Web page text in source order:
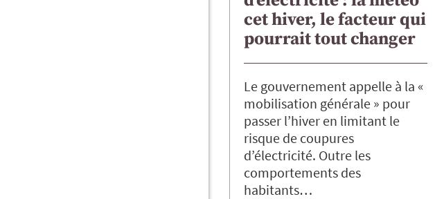
cet hiver, le facteur qui
pourrait tout changer
Le gouvernement appelle à la «
mobilisation générale » pour
passer l’hiver en limitant le
risque de coupures
d’électricité. Outre les
comportements des
habitants…